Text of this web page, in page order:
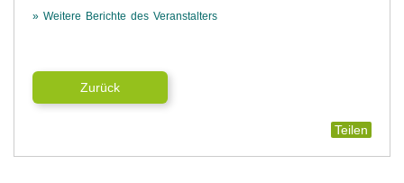
» Weitere Berichte des Veranstalters
Zurück
Teilen